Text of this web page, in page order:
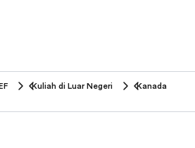
Kuliah di Luar Negeri
Kanada